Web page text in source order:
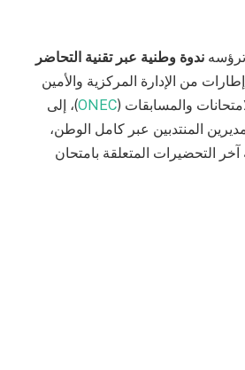
ندوة وطنية عبر تقنية التحاضر
من الإدارة المركزية والأمين
والمسابقات (ONEC)، إلى
المنتدبين عبر كامل الوطن،
التحضيرات المتعلقة بامتحان